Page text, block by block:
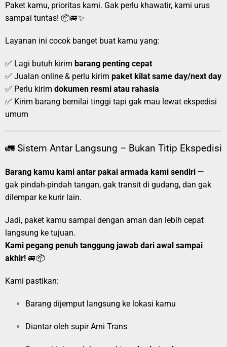
Paket kamu, prioritas kami. Gak perlu khawatir, kami urus
sampai tuntas! 📦🚐✨
Layanan ini cocok banget buat kamu yang:
✅ Lagi butuh kirim barang penting cepat
✅ Jualan online & perlu kirim paket kilat same day/next day
✅ Perlu kirim dokumen resmi atau rahasia
✅ Kirim barang bernilai tinggi tapi gak mau lewat ekspedisi
umum
🚛 Sistem Antar Langsung – Bukan Titip Ekspedisi
Barang kamu kami antar pakai armada kami sendiri —
gak pindah-pindah tangan, gak transit di gudang, dan gak
dilempar ke kurir lain.
Jadi, paket kamu sampai dengan aman dan lebih cepat
langsung ke tujuan.
Kami pegang penuh tanggung jawab dari awal sampai
akhir! 🚐📦
Kami pastikan:
Barang dijemput langsung ke lokasi kamu
Diantar oleh supir Arni Trans